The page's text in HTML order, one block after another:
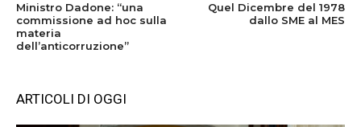
Ministro Dadone: “una
commissione ad hoc sulla
materia
dell’anticorruzione”
Quel Dicembre del 1978
dallo SME al MES
ARTICOLI DI OGGI